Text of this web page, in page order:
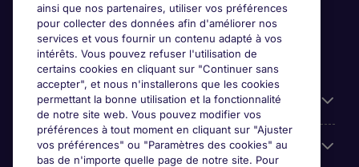
Candidats
Entreprises
ainsi que nos partenaires, utiliser vos préférences
pour collecter des données afin d'améliorer nos
services et vous fournir un contenu adapté à vos
intérêts. Vous pouvez refuser l'utilisation de
certains cookies en cliquant sur "Continuer sans
accepter", et nous n'installerons que les cookies
permettant la bonne utilisation et la fonctionnalité
de notre site web. Vous pouvez modifier vos
préférences à tout moment en cliquant sur "Ajuster
vos préférences" ou "Paramètres des cookies" au
bas de n'importe quelle page de notre site. Pour